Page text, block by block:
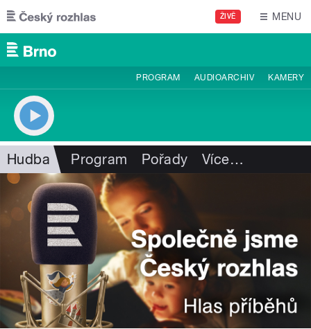
Přejít k hlavnímu obsahu
ŽIVĚ MENU
PROGRAM AUDIOARCHIV KAMERY
Hudba Program Pořady Více…